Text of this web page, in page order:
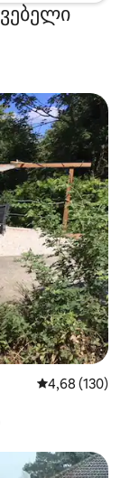
საშუალო
4,68 (130)